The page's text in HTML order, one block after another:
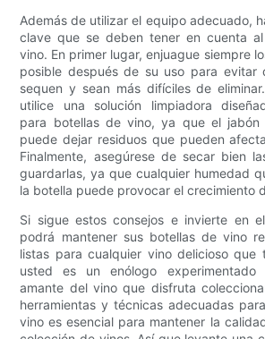
Además de utilizar el equipo adecuado,
clave que se deben tener en cuenta
vino. En primer lugar, enjuague siempre
posible después de su uso para evitar
sequen y sean más difíciles de
utilice una solución limpiadora
para botellas de vino, ya que el jabón
puede dejar residuos que pueden
Finalmente, asegúrese de secar bien
guardarlas, ya que cualquier humedad
la botella puede provocar el crecimiento
Si sigue estos consejos e invierte en
podrá mantener sus botellas de vino
listas para cualquier vino delicioso que
usted es un enólogo experimentado
amante del vino que disfruta
herramientas y técnicas adecuadas
vino es esencial para mantener la